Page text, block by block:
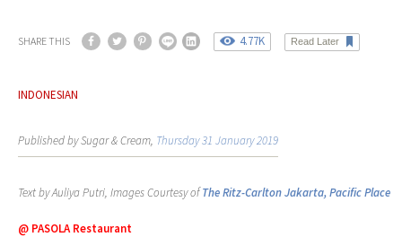
SHARE THIS 4.77K Read Later
INDONESIAN
Published by Sugar & Cream, Thursday 31 January 2019
Text by Auliya Putri, Images Courtesy ofThe Ritz-Carlton Jakarta, Pacific Place
@ PASOLA Restaurant